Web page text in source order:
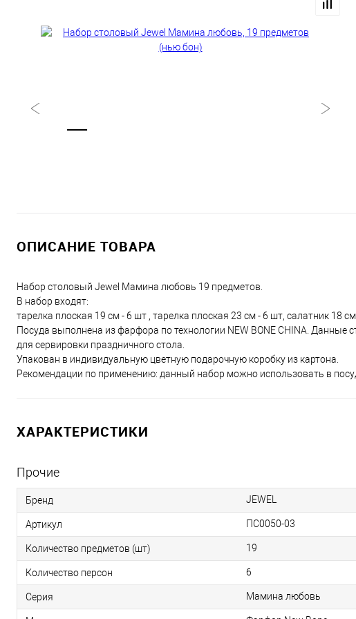
ОПИСАНИЕ ТОВАРА
Набор столовый Jewel Мамина любовь 19 предметов.
В набор входят:
тарелка плоская 19 см - 6 шт , тарелка плоская 23 см - 6 шт, салатник 18
Посуда выполнена из фарфора по технологии NEW BONE CHINA.
для сервировки праздничного стола.
Упакован в индивидуальную цветную подарочную коробку из картона.
Рекомендации по применению: данный набор можно использовать в
ХАРАКТЕРИСТИКИ
Прочие
Бренд JEWEL
Артикул ПС0050-03
Количество предметов (шт) 19
Количество персон 6
Серия Мамина любовь